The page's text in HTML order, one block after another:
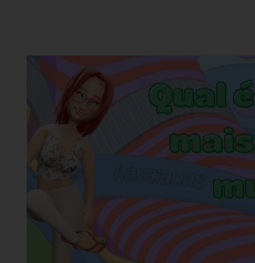
o amigo havaianas acontece
comemorar o final do ano
confraternizações do
etc.. Além da diversão que a
também é uma excelente
havaianas e incorporar sua